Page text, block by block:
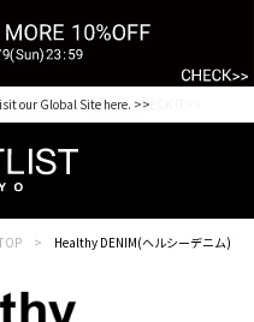
our Global Site here. >>
Present Campaign CHECK IT>>
Healthy DENIM(ヘルシーデニム)